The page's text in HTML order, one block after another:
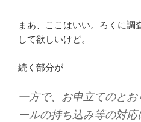
まあ、ここはいい。ろくに調
して欲しいけど。
続く部分が
一方で、お申立てのと
ールの持ち込み等の対